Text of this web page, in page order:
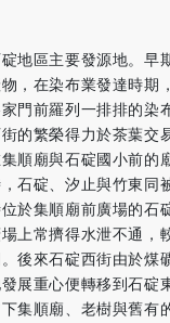
地區主要發源地。早
，在染布業發達時期
門前羅列一排排的染
的繁榮得力於茶葉交
順廟與石碇國小前的
石碇、汐止與竹東同
於集順廟前廣場的石
上常擠得水泄不通，
後來石碇西街由於煤
展重心便轉移到石碇
集順廟、老樹與舊有